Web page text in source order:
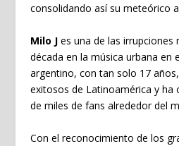
consolidando así su meteórico
Milo J es una de las
década en la música urbana en
argentino, con tan solo 17
exitosos de Latinoamérica y ha
de miles de fans alrededor del
Con el reconocimiento de los